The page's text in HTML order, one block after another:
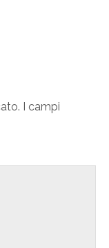
I campi